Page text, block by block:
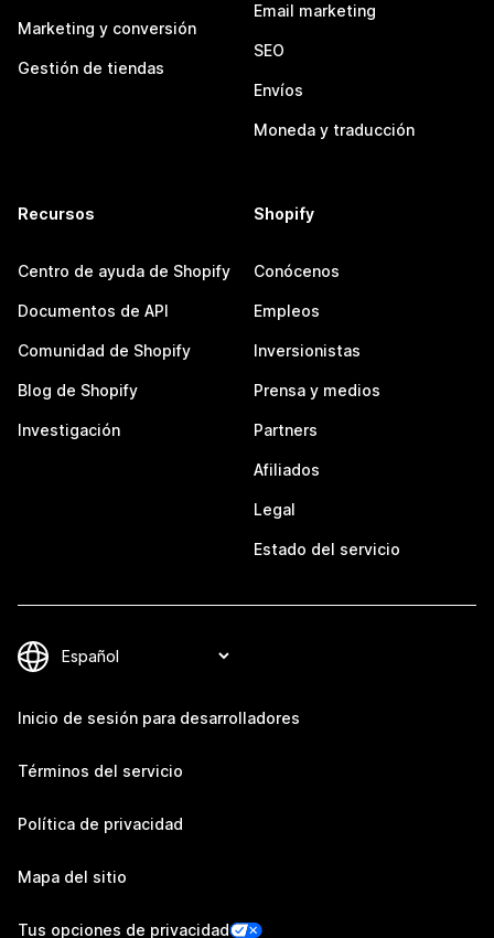
Marketing y conversión
Gestión de tiendas
Email marketing
SEO
Envíos
Moneda y traducción
Recursos
Centro de ayuda de Shopify
Documentos de API
Comunidad de Shopify
Blog de Shopify
Investigación
Shopify
Conócenos
Empleos
Inversionistas
Prensa y medios
Partners
Afiliados
Legal
Estado del servicio
Inicio de sesión para desarrolladores
Términos del servicio
Política de privacidad
Mapa del sitio
Tus opciones de privacidad